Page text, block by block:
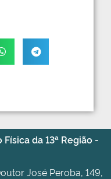
da 13ª Região -
José Peroba, 149,